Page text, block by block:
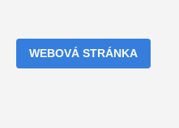
WEBOVÁ STRÁNKA